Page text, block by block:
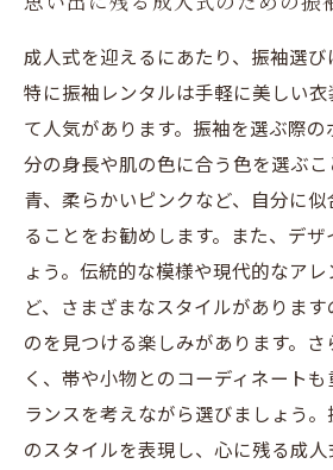
成人式を迎えるにあたり、振袖選び
特に振袖レンタルは手軽に美しい
て人気があります。振袖を選ぶ際
分の身長や肌の色に合う色を選ぶこ
青、柔らかいピンクなど、自分に
ることをお勧めします。また、デ
ょう。伝統的な模様や現代的なア
ど、さまざまなスタイルがありま
のを見つける楽しみがあります。
く、帯や小物とのコーディネート
ランスを考えながら選びましょう
のスタイルを表現し、心に残る成